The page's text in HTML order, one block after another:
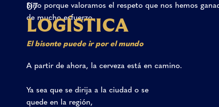
Sino porque valoramos el respeto que nos hemos
de mucho esfuerzo.
07
LOGÍSTICA
El bisonte puede ir por el mundo
A partir de ahora, la cerveza está en camino.
Ya sea que se dirija a la ciudad o se
quede en la región,